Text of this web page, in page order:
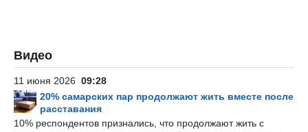
Видео
11 июня 2026 09:28
20% самарских пар продолжают жить вместе после
расставания
10% респондентов признались, что продолжают жить с